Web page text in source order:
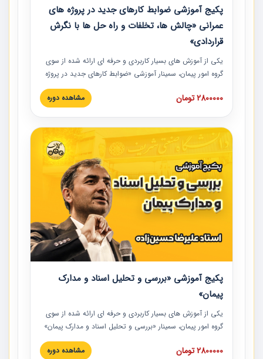
پکیج آموزشی ضوابط کارهای جدید در پروژه های
عمرانی «چالش ها، تخلفات و راه حل ها با نگرش
قراردادی»
یکی از آموزش‏‏‏‏‏‏ های بسیار کاربردی و حرفه‏ ای ارائه شده از سوی
گروه امور پیمان، سمینار آموزشی «ضوابط کارهای جدید در پروژه
های عمرانی» چالش ها، تخلفات و راه حل ها با نگرش قراردادی
است که در محل سندیکای شرکت های ساختمانی کشور ارائه شد.
مدارک پیمان به همراه تجربیات عملی ارائه شده است.
2800000 تومان مشاهده دوره
پکیج آموزشی «بررسی و تحلیل اسناد و مدارک
پیمان»
یکی از آموزش‏‏‏‏‏‏ های بسیار کاربردی و حرفه‏ ای ارائه شده از سوی
گروه امور پیمان، سمینار «بررسی و تحلیل اسناد و مدارک پیمان»
است که در دانشگاه صنعتی شریف ارائه شد. در این آموزش
نکات کلیدی مربوط به اسناد و مدارک پیمان، اولویت بندی اسناد
2800000 تومان مشاهده دوره